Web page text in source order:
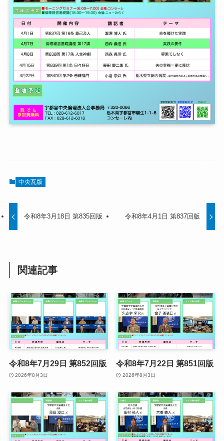
中央瓦版
令和8年3月18日 第835回版 令和8年4月1日 第837回版
関連記事
令和8年7月29日 第852回版
2026年8月3日
令和8年7月22日 第851回版
2026年8月3日